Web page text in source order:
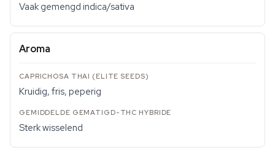
Vaak gemengd indica/sativa
Aroma
Kruidig, fris, peperig
Sterk wisselend